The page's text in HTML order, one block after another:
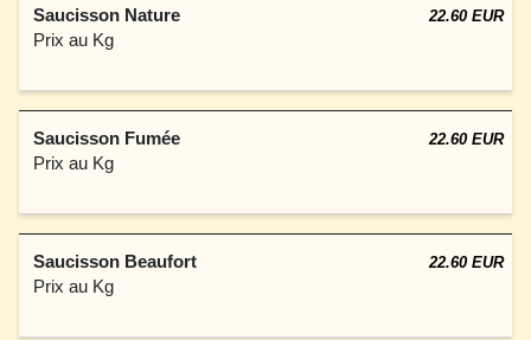
Saucisson Nature
Prix au Kg
22.60 EUR
Saucisson Fumée
Prix au Kg
22.60 EUR
Saucisson Beaufort
Prix au Kg
22.60 EUR